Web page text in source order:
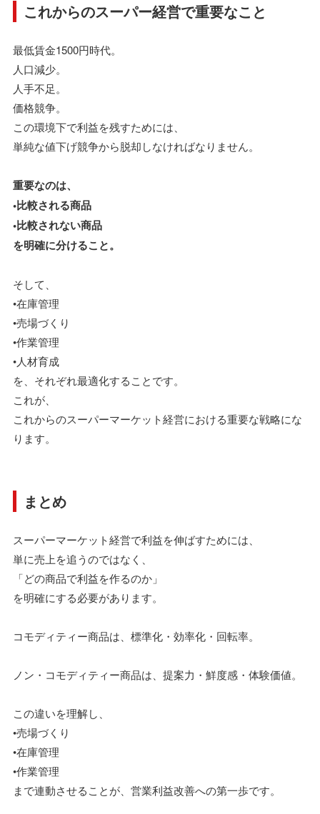
これからのスーパー経営で重要なこと
最低賃金1500円時代。
人口減少。
人手不足。
価格競争。
この環境下で利益を残すためには、
単純な値下げ競争から脱却しなければなりません。
重要なのは、
•比較される商品
•比較されない商品
を明確に分けること。
そして、
•在庫管理
•売場づくり
•作業管理
•人材育成
を、それぞれ最適化することです。
これが、
これからのスーパーマーケット経営における重要な戦略にな
ります。
まとめ
スーパーマーケット経営で利益を伸ばすためには、
単に売上を追うのではなく、
「どの商品で利益を作るのか」
を明確にする必要があります。
コモディティー商品は、標準化・効率化・回転率。
ノン・コモディティー商品は、提案力・鮮度感・体験価値。
この違いを理解し、
•売場づくり
•在庫管理
•作業管理
まで連動させることが、営業利益改善への第一歩です。